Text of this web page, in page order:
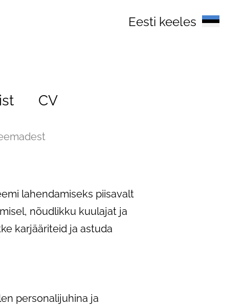
Eesti keeles
CV
lahendamiseks piisavalt
nõudlikku kuulajat ja
karjääriteid ja astuda
personalijuhina ja